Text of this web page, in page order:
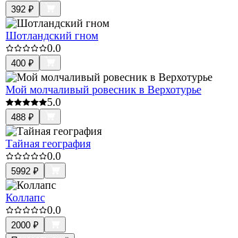
392 ₽
Шотландский гном
0.0
400 ₽
Мой молчаливый ровесник в Верхотурье
5.0
488 ₽
Тайная география
0.0
5992 ₽
Коллапс
0.0
2000 ₽